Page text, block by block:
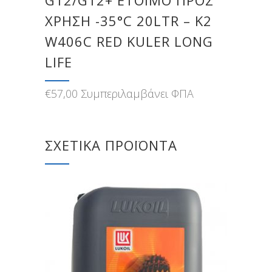
ΧΡΗΣΗ -35°C 20LTR – Κ2
W406C RED KULER LONG
LIFE
€57,00 Συμπεριλαμβάνει ΦΠΑ
ΣΧΕΤΙΚΆ ΠΡΟΪΌΝΤΑ